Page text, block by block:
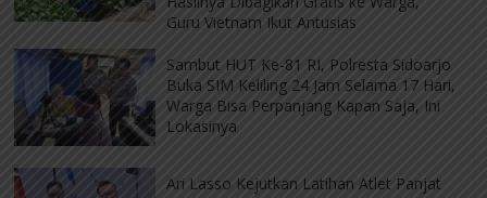
Guru Vietnam Ikut Antusias
Sambut HUT Ke-81 RI, Polresta Sidoarjo
Buka SIM Keliling 24 Jam Selama 17 Hari,
Warga Bisa Perpanjang Kapan Saja, Ini
Lokasinya
Ari Lasso Kejutkan Latihan Atlet Panjat